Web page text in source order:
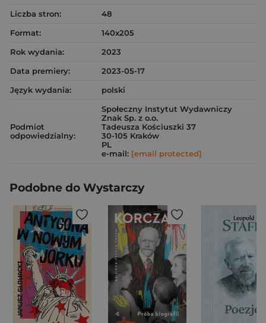
Liczba stron:
48
Format:
140x205
Rok wydania:
2023
Data premiery:
2023-05-17
Język wydania:
polski
Podmiot
odpowiedzialny:
Społeczny Instytut Wydawniczy
Znak Sp. z o.o.
Tadeusza Kościuszki 37
30-105 Kraków
PL
e-mail: [email protected]
Podobne do Wystarczy